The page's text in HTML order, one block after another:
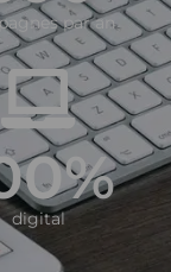
par an
digital
%